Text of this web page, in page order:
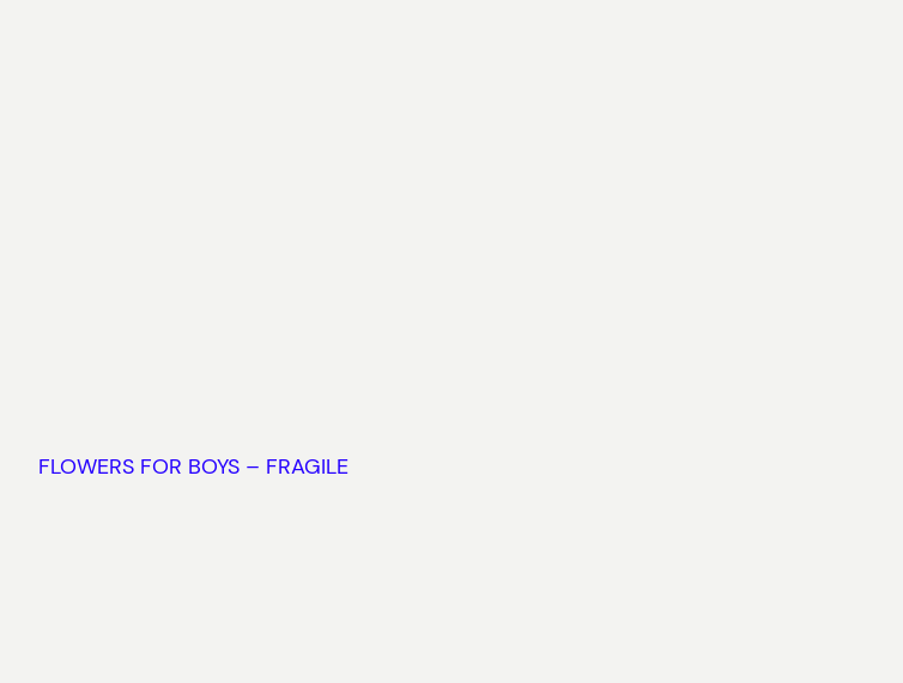
FLOWERS FOR BOYS – FRAGILE